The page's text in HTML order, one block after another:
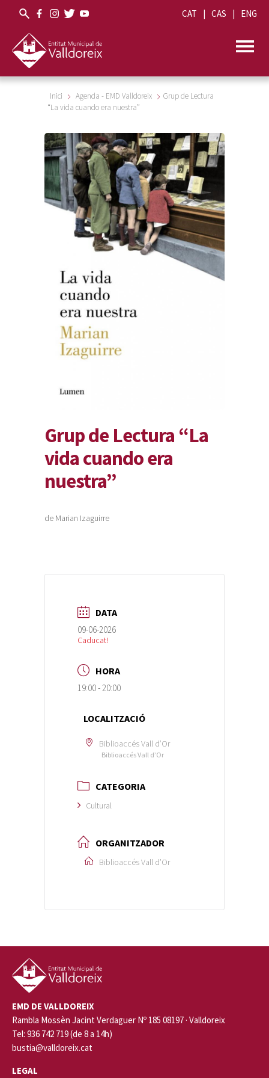
CAT CAS ENG
Inici Agenda - EMD Valldoreix
Grup de Lectura
“La vida cuando era nuestra”
Grup de Lectura “La
vida cuando era
nuestra”
de Marian Izaguirre
DATA
09-06-2026
Caducat!
HORA
19:00 - 20:00
LOCALITZACIÓ
Biblioaccés Vall d’Or
Biblioaccés Vall d’Or
CATEGORIA
Cultural
ORGANITZADOR
Biblioaccés Vall d’Or
EMD DE VALLDOREIX
Rambla Mossèn Jacint Verdaguer Nº 185 08197 · Valldoreix
Tel: 936 742 719 (de 8 a 14h)
bustia@valldoreix.cat
LEGAL